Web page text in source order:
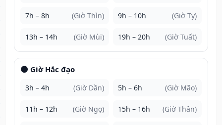
7h – 8h (Giờ Thìn) 9h – 10h (Giờ Tỵ)
13h – 14h (Giờ Mùi) 19h – 20h (Giờ Tuất)
🌑 Giờ Hắc đạo
3h – 4h (Giờ Dần) 5h – 6h (Giờ Mão)
11h – 12h (Giờ Ngọ) 15h – 16h (Giờ Thân)